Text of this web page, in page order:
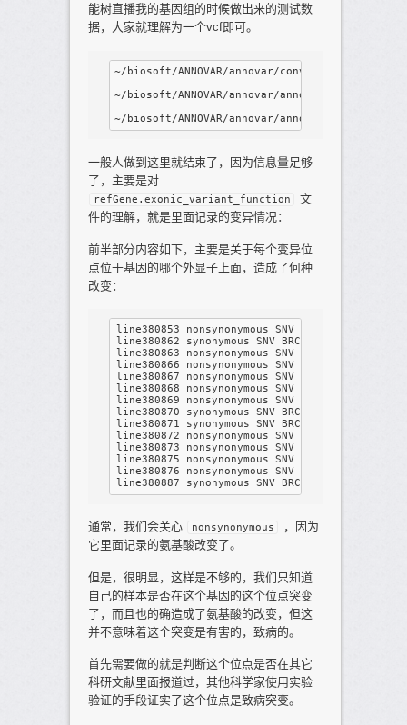
能树直播我的基因组的时候做出来的测试数
据，大家就理解为一个vcf即可。
~/biosoft/ANNOVAR/annovar/
~/biosoft/ANNOVAR/annovar/
一般人做到这里就结束了，因为信息量足够
了，主要是对
refGene.exonic_variant_function
文
件的理解，就是里面记录的变异情况：
前半部分内容如下，主要是关于每个变异位
点位于基因的哪个外显子上面，造成了何种
改变：
line380853 nonsynonymous SNV
line380862 synonymous SNV
line380863 nonsynonymous SNV
line380866 nonsynonymous SNV
line380867 nonsynonymous SNV
line380868 nonsynonymous SNV
line380869 nonsynonymous SNV
line380870 synonymous SNV
line380871 synonymous SNV
line380872 nonsynonymous SNV
line380873 nonsynonymous SNV
line380875 nonsynonymous SNV
line380876 nonsynonymous SNV
通常，我们会关心 nonsynonymous
，因为
它里面记录的氨基酸改变了。
但是，很明显，这样是不够的，我们只知道
自己的样本是否在这个基因的这个位点突变
了，而且也的确造成了氨基酸的改变，但这
并不意味着这个突变是有害的，致病的。
首先需要做的就是判断这个位点是否在其它
科研文献里面报道过，其他科学家使用实验
验证的手段证实了这个位点是致病突变。